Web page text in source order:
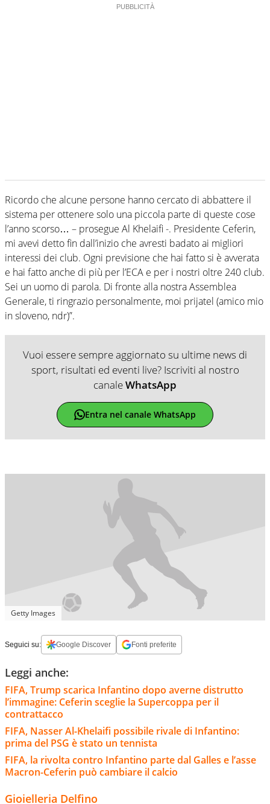
Ricordo che alcune persone hanno cercato di abbattere il
sistema per ottenere solo una piccola parte di queste cose
l’anno scorso… – prosegue Al Khelaifi -. Presidente Ceferin,
mi avevi detto fin dall’inizio che avresti badato ai migliori
interessi dei club. Ogni previsione che hai fatto si è avverata
e hai fatto anche di più per l’ECA e per i nostri oltre 240 club.
Sei un uomo di parola. Di fronte alla nostra Assemblea
Generale, ti ringrazio personalmente, moi prijatel (amico mio
in sloveno, ndr)”.
Vuoi essere sempre aggiornato su ultime news di
sport, risultati ed eventi live? Iscriviti al nostro
canaleWhatsApp
Entra nel canale WhatsApp
Getty Images
Seguici su: Google Discover Fonti preferite
Leggi anche:
FIFA, Trump scarica Infantino dopo averne distrutto
l’immagine: Ceferin sceglie la Supercoppa per il
contrattacco
FIFA, Nasser Al-Khelaifi possibile rivale di Infantino:
prima del PSG è stato un tennista
FIFA, la rivolta contro Infantino parte dal Galles e l’asse
Macron-Ceferin può cambiare il calcio
Gioielleria Delfino